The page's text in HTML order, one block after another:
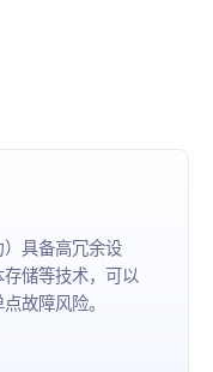
具备高冗余设
储等技术，可以
故障风险。